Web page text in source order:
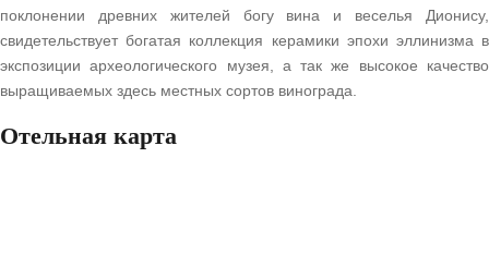
поклонении древних жителей богу вина и веселья Дионису,
свидетельствует богатая коллекция керамики эпохи эллинизма в
экспозиции археологического музея, а так же высокое качество
выращиваемых здесь местных сортов винограда.
Отельная карта